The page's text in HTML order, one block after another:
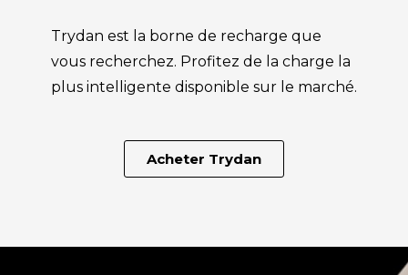
Trydan est la borne de recharge que
vous recherchez. Profitez de la charge la
plus intelligente disponible sur le marché.
Acheter Trydan